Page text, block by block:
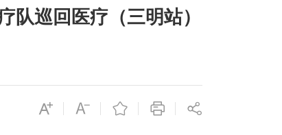
巡回医疗（三明站）